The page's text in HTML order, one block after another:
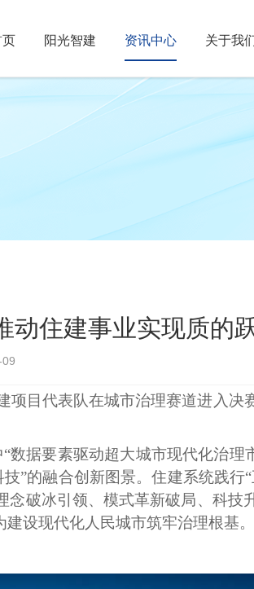
页 阳光智建 资讯中心 关于我
动住建事业实现质的
项目代表队在城市治理赛道进入决
数据要素驱动超大城市现代化治理
”的融合创新图景。住建系统践行
破冰引领、模式革新破局、科技
设现代化人民城市筑牢治理根基。